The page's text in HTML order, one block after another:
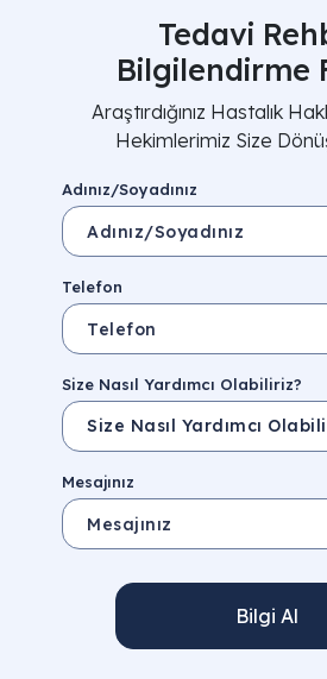
Tedavi
Bilgilendirme
Araştırdığınız Hastalık
Hekimlerimiz Size
Adınız/Soyadınız
Telefon
Size Nasıl Yardımcı Olabiliriz?
Mesajınız
Bilgi Al